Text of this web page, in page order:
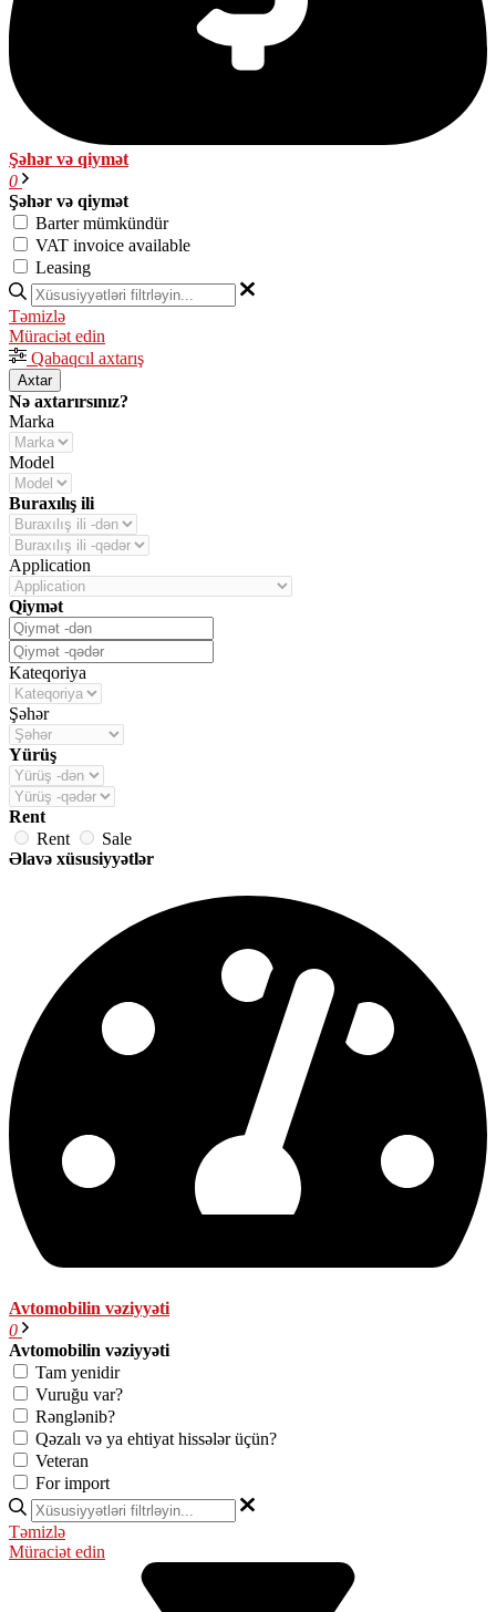
Şəhər və qiymət
0
Şəhər və qiymət
Barter mümkündür
VAT invoice available
Leasing
Təmizlə
Müraciət edin
Qabaqcıl axtarış
Axtar
Nə axtarırsınız?
Marka
Model
Buraxılış ili
Application
Qiymət
Kateqoriya
Şəhər
Yürüş
Rent
Rent
Sale
Əlavə xüsusiyyətlər
Avtomobilin vəziyyəti
0
Avtomobilin vəziyyəti
Tam yenidir
Vuruğu var?
Rənglənib?
Qəzalı və ya ehtiyat hissələr üçün?
Veteran
For import
Təmizlə
Müraciət edin